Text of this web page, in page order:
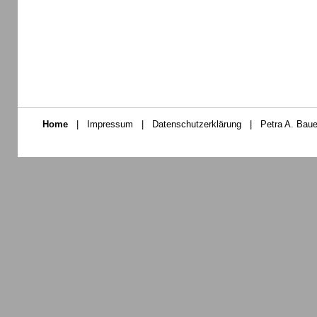
Home | Impressum | Datenschutzerklärung | Petra A.